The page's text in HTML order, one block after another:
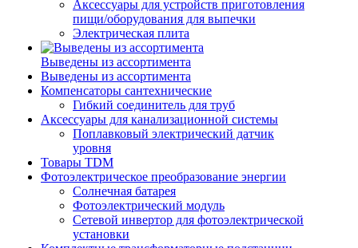
Аксессуары для устройств приготовления
пищи/оборудования для выпечки
Электрическая плита
Выведены из ассортимента
Выведены из ассортимента
Компенсаторы сантехнические
Гибкий соединитель для труб
Аксессуары для канализационной системы
Поплавковый электрический датчик
уровня
Товары TDM
Фотоэлектрическое преобразование энергии
Солнечная батарея
Фотоэлектрический модуль
Сетевой инвертор для фотоэлектрической
установки